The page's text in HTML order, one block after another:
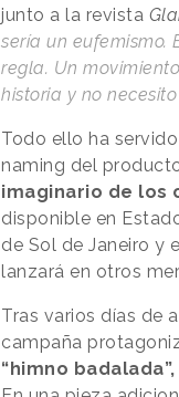
junto a la revista
sería un eufemismo.
regla. Un
historia y no
Todo ello ha
naming del
imaginario de los
disponible en
de Sol de Janeiro y
lanzará en otros
Tras varios días de
campaña
“himno badalada”,